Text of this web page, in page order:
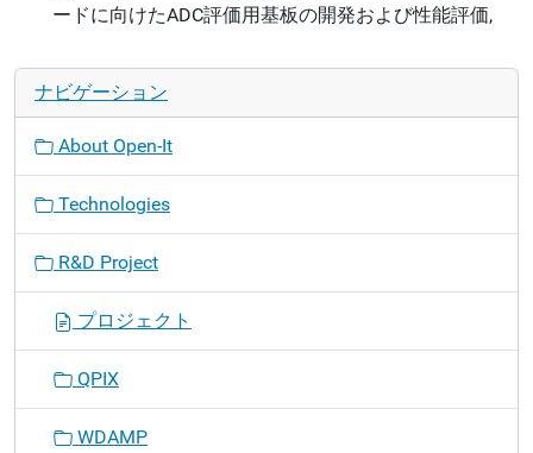
ードに向けたADC評価用基板の開発および性能評価,
ナビゲーション
About Open-It
Technologies
R&D Project
プロジェクト
QPIX
WDAMP